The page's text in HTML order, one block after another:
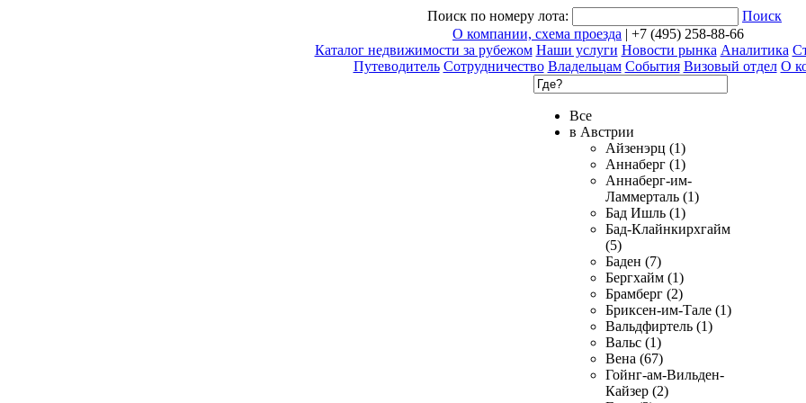
Поиск по номеру лота:
Поиск
О компании, схема проезда | +7 (495) 258-88-66
Каталог недвижимости за рубежом Наши услуги Новости рынка Аналитика
Путеводитель Сотрудничество Владельцам События Визовый отдел О
Все
в Австрии
Айзенэрц (1)
Аннаберг (1)
Аннаберг-им-
Ламмерталь (1)
Бад Ишль (1)
Бад-Клайнкирхгайм
(5)
Баден (7)
Бергхайм (1)
Брамберг (2)
Бриксен-им-Тале (1)
Вальдфиртель (1)
Вальс (1)
Вена (67)
Гойнг-ам-Вильден-
Кайзер (2)